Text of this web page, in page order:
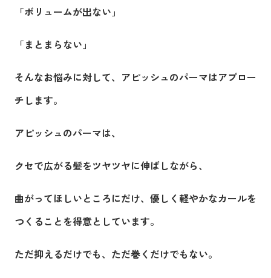
「ボリュームが出ない」
「まとまらない」
そんなお悩みに対して、アピッシュのパーマはアプロー
チします。
アピッシュのパーマは、
クセで広がる髪をツヤツヤに伸ばしながら、
曲がってほしいところにだけ、優しく軽やかなカールを
つくることを得意としています。
ただ抑えるだけでも、ただ巻くだけでもない。